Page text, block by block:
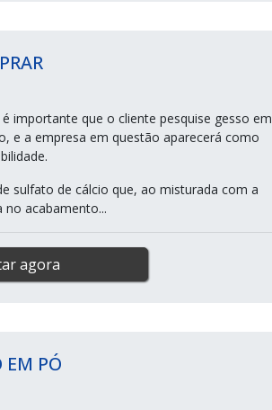
importante que o cliente pesquise gesso em
e a empresa em questão aparecerá como
sulfato de cálcio que, ao misturada com a
acabamento...
agora
EM PÓ